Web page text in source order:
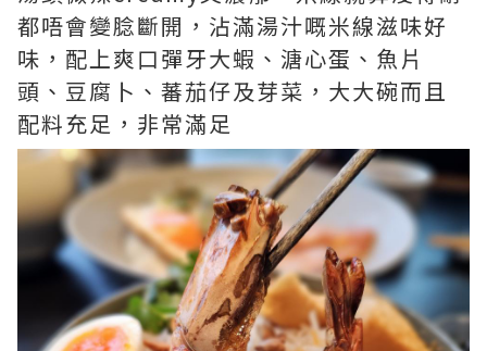
都唔會變腍斷開，沾滿湯汁嘅米線滋味好
味，配上爽口彈牙大蝦、溏心蛋、魚片
頭、豆腐卜、蕃茄仔及芽菜，大大碗而且
配料充足，非常滿足